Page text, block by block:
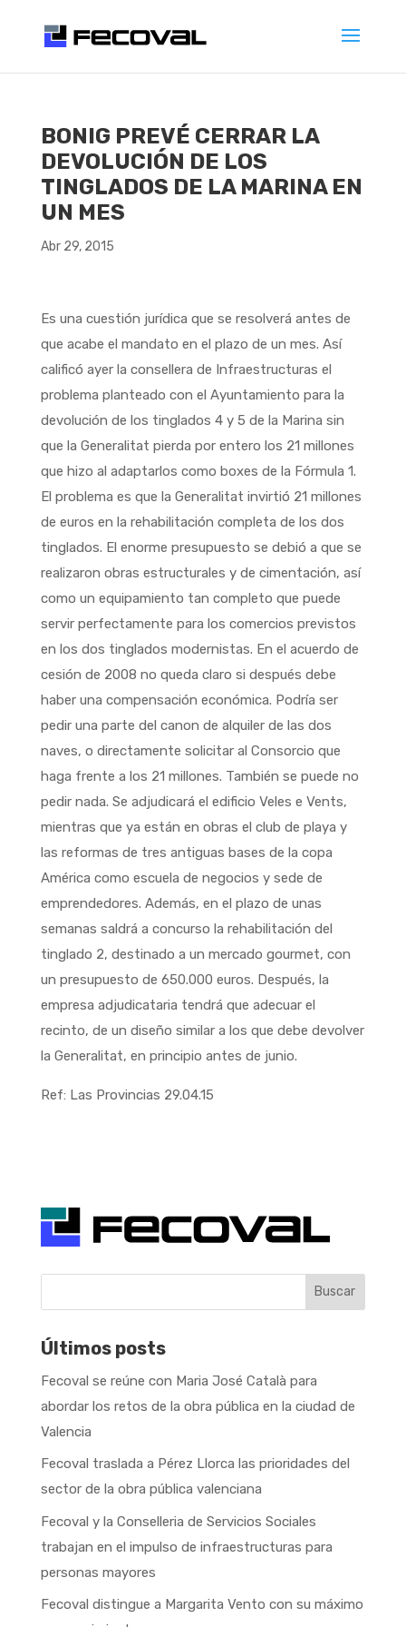
BONIG PREVÉ CERRAR LA
DEVOLUCIÓN DE LOS
TINGLADOS DE LA MARINA EN
UN MES
Abr 29, 2015
Es una cuestión jurídica que se resolverá antes de
que acabe el mandato en el plazo de un mes. Así
calificó ayer la consellera de Infraestructuras el
problema planteado con el Ayuntamiento para la
devolución de los tinglados 4 y 5 de la Marina sin
que la Generalitat pierda por entero los 21 millones
que hizo al adaptarlos como boxes de la Fórmula 1.
El problema es que la Generalitat invirtió 21 millones
de euros en la rehabilitación completa de los dos
tinglados. El enorme presupuesto se debió a que se
realizaron obras estructurales y de cimentación, así
como un equipamiento tan completo que puede
servir perfectamente para los comercios previstos
en los dos tinglados modernistas. En el acuerdo de
cesión de 2008 no queda claro si después debe
haber una compensación económica. Podría ser
pedir una parte del canon de alquiler de las dos
naves, o directamente solicitar al Consorcio que
haga frente a los 21 millones. También se puede no
pedir nada. Se adjudicará el edificio Veles e Vents,
mientras que ya están en obras el club de playa y
las reformas de tres antiguas bases de la copa
América como escuela de negocios y sede de
emprendedores. Además, en el plazo de unas
semanas saldrá a concurso la rehabilitación del
tinglado 2, destinado a un mercado gourmet, con
un presupuesto de 650.000 euros. Después, la
empresa adjudicataria tendrá que adecuar el
recinto, de un diseño similar a los que debe devolver
la Generalitat, en principio antes de junio.
Ref: Las Provincias 29.04.15
Buscar
Últimos posts
Fecoval se reúne con Maria José Català para
abordar los retos de la obra pública en la ciudad de
Valencia
Fecoval traslada a Pérez Llorca las prioridades del
sector de la obra pública valenciana
Fecoval y la Conselleria de Servicios Sociales
trabajan en el impulso de infraestructuras para
personas mayores
Fecoval distingue a Margarita Vento con su máximo